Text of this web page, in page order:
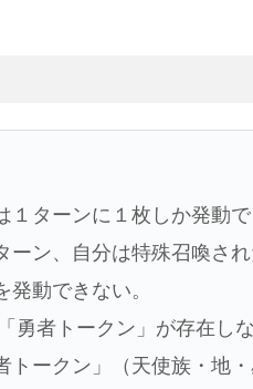
１ターンに１枚しか発動で
ーン、自分は特殊召喚さ
発動できない。
勇者トークン」が存在し
トークン」（天使族・地